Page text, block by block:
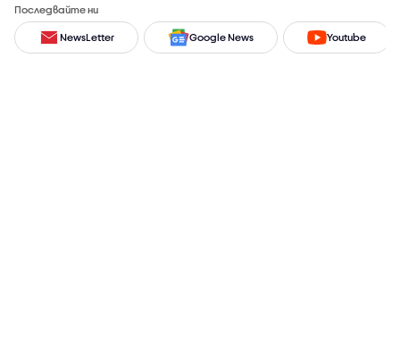
Последвайте ни
NewsLetter Google News Youtube